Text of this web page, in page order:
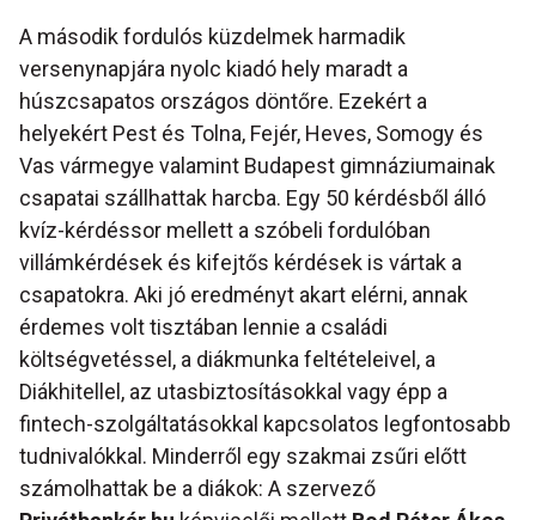
A második fordulós küzdelmek harmadik
versenynapjára nyolc kiadó hely maradt a
húszcsapatos országos döntőre. Ezekért a
helyekért Pest és Tolna, Fejér, Heves, Somogy és
Vas vármegye valamint Budapest gimnáziumainak
csapatai szállhattak harcba. Egy 50 kérdésből álló
kvíz-kérdéssor mellett a szóbeli fordulóban
villámkérdések és kifejtős kérdések is vártak a
csapatokra. Aki jó eredményt akart elérni, annak
érdemes volt tisztában lennie a családi
költségvetéssel, a diákmunka feltételeivel, a
Diákhitellel, az utasbiztosításokkal vagy épp a
fintech-szolgáltatásokkal kapcsolatos legfontosabb
tudnivalókkal. Minderről egy szakmai zsűri előtt
számolhattak be a diákok: A szervező